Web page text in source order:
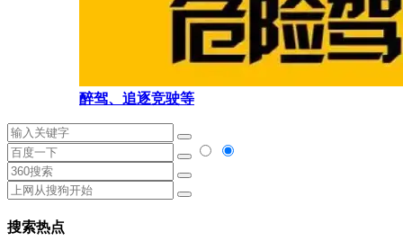
醉驾、追逐竞驶等
搜索热点